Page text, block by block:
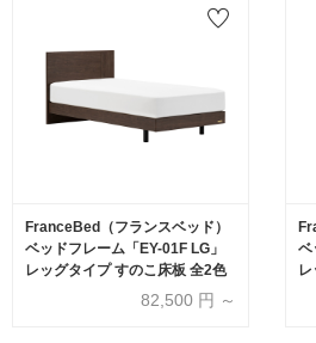
FranceBed（フランスベッド）
ベッドフレーム「EY-01F LG」
レッグタイプ すのこ床板 全2色
82,500 円 ～
ベ